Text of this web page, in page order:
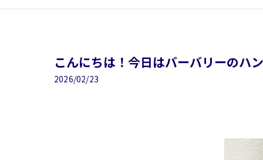
こんにちは！今日はバーバリーのハ
2026/02/23